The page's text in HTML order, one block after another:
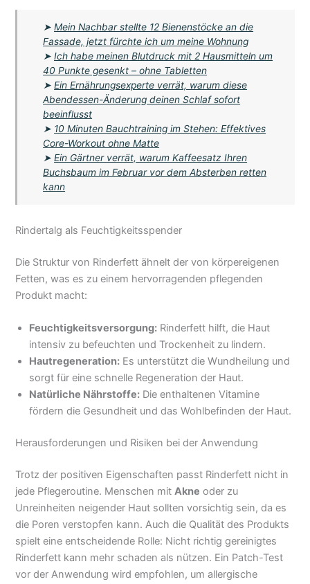
➤Mein Nachbar stellte 12 Bienenstöcke an die
Fassade, jetzt fürchte ich um meine Wohnung
➤Ich habe meinen Blutdruck mit 2 Hausmitteln um
40 Punkte gesenkt – ohne Tabletten
➤Ein Ernährungsexperte verrät, warum diese
Abendessen-Änderung deinen Schlaf sofort
beeinflusst
➤ 10 Minuten Bauchtraining im Stehen: Effektives
Core-Workout ohne Matte
➤Ein Gärtner verrät, warum Kaffeesatz Ihren
Buchsbaum im Februar vor dem Absterben retten
kann
Rindertalg als Feuchtigkeitsspender
Die Struktur von Rinderfett ähnelt der von körpereigenen
Fetten, was es zu einem hervorragenden pflegenden
Produkt macht:
Feuchtigkeitsversorgung: Rinderfett hilft, die Haut
intensiv zu befeuchten und Trockenheit zu lindern.
Hautregeneration: Es unterstützt die Wundheilung und
sorgt für eine schnelle Regeneration der Haut.
Natürliche Nährstoffe: Die enthaltenen Vitamine
fördern die Gesundheit und das Wohlbefinden der Haut.
Herausforderungen und Risiken bei der Anwendung
Trotz der positiven Eigenschaften passt Rinderfett nicht in
jede Pflegeroutine. Menschen mitAkne oder zu
Unreinheiten neigender Haut sollten vorsichtig sein, da es
die Poren verstopfen kann. Auch die Qualität des Produkts
spielt eine entscheidende Rolle: Nicht richtig gereinigtes
Rinderfett kann mehr schaden als nützen. Ein Patch-Test
vor der Anwendung wird empfohlen, um allergische